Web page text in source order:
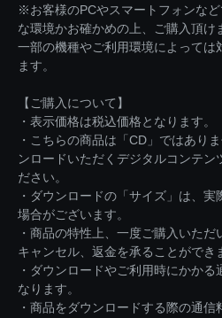
※お客様のPCやスマートフォンな
な環境かお確かめの上、ご購入頂け
一部の機種やご利用環境によっては
ます。
【ご購入について】
・表示価格は税込価格となります。
・こちらの商品は「CD」ではあり
ンロードいただくデジタルコンテン
ださい。
・ダウンロードの「サイズ」は、
場合がございます。
・商品の特性上、一度ご購入いた
キャンセル、返金を承ることができ
・ダウンロードやご利用時にかか
なります。
・商品をダウンロードする際の通